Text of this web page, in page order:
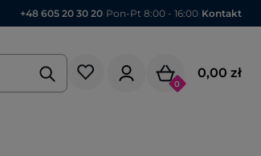
+48 605 20 30 20 Pon-Pt 8:00 - 16:00 Kontakt
0
0,00 zł